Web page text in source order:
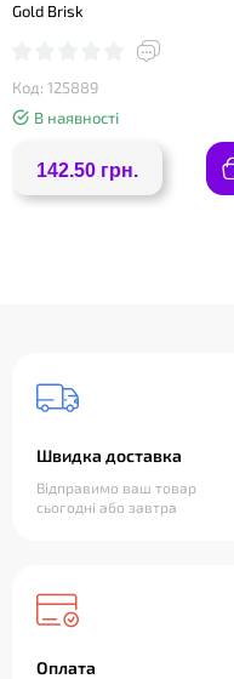
Gold Brisk
Код: 125889
В наявності
142.50 грн.
Швидка доставка
Відправимо ваш товар
сьогодні або завтра
Оплата